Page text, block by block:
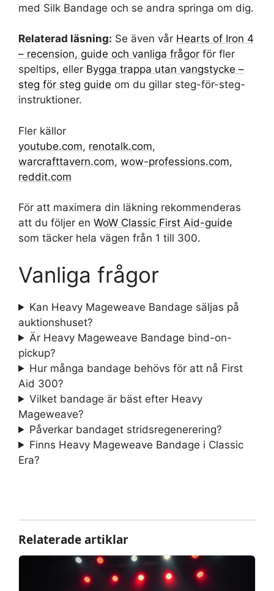
med Silk Bandage och se andra springa om dig.
Relaterad läsning: Se även vår Hearts of Iron 4
– recension, guide och vanliga frågor för fler
speltips, eller Bygga trappa utan vangstycke –
steg för steg guide om du gillar steg-för-steg-
instruktioner.
Fler källor
youtube.com, renotalk.com,
warcrafttavern.com, wow-professions.com,
reddit.com
För att maximera din läkning rekommenderas
att du följer en WoW Classic First Aid-guide
som täcker hela vägen från 1 till 300.
Vanliga frågor
Kan Heavy Mageweave Bandage säljas på
auktionshuset?
Är Heavy Mageweave Bandage bind-on-
pickup?
Hur många bandage behövs för att nå First
Aid 300?
Vilket bandage är bäst efter Heavy
Mageweave?
Påverkar bandaget stridsregenerering?
Finns Heavy Mageweave Bandage i Classic
Era?
Relaterade artiklar